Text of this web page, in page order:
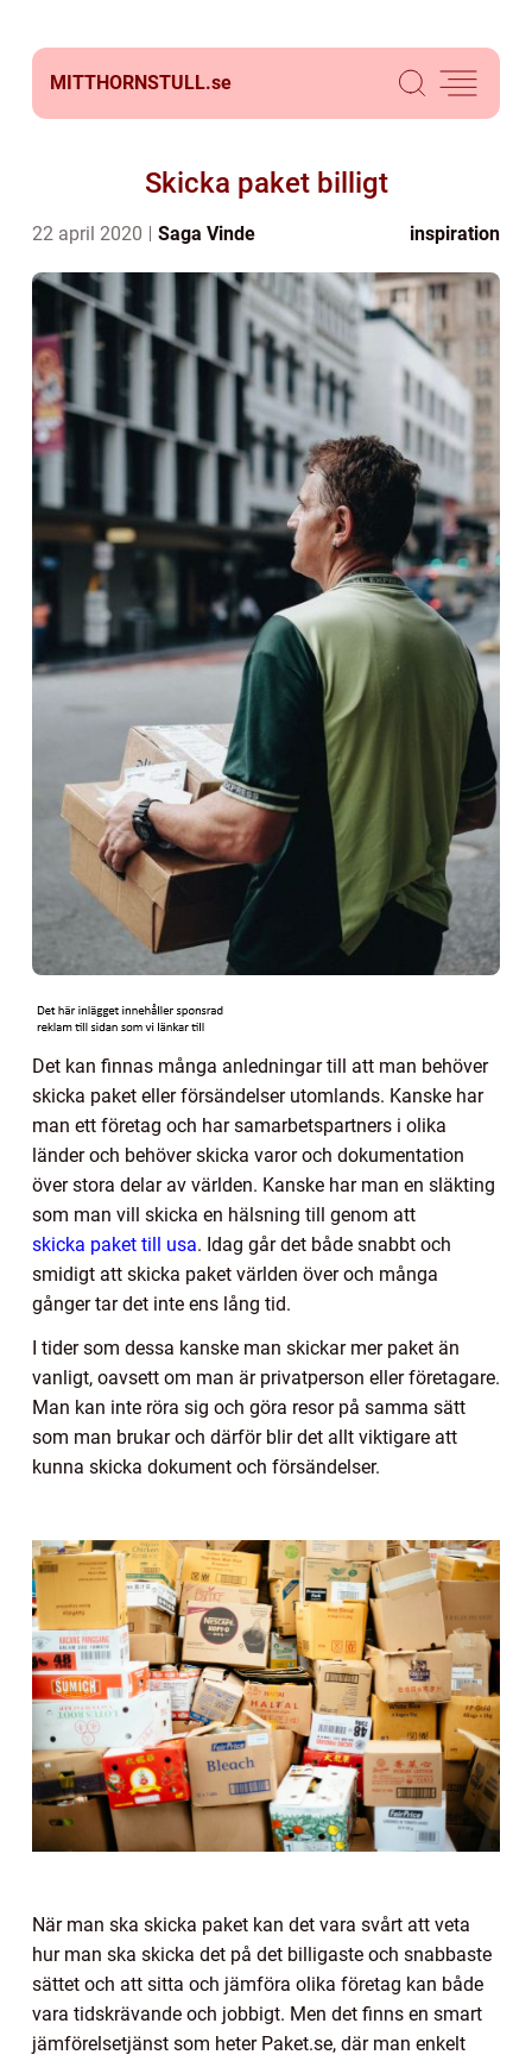
MITTHORNSTULL.se
Skicka paket billigt
22 april 2020 Saga Vinde inspiration
Det kan finnas många anledningar till att man behöver
skicka paket eller försändelser utomlands. Kanske har
man ett företag och har samarbetspartners i olika
länder och behöver skicka varor och dokumentation
över stora delar av världen. Kanske har man en släkting
som man vill skicka en hälsning till genom att
skicka paket till usa. Idag går det både snabbt och
smidigt att skicka paket världen över och många
gånger tar det inte ens lång tid.
I tider som dessa kanske man skickar mer paket än
vanligt, oavsett om man är privatperson eller företagare.
Man kan inte röra sig och göra resor på samma sätt
som man brukar och därför blir det allt viktigare att
kunna skicka dokument och försändelser.
När man ska skicka paket kan det vara svårt att veta
hur man ska skicka det på det billigaste och snabbaste
sättet och att sitta och jämföra olika företag kan både
vara tidskrävande och jobbigt. Men det finns en smart
jämförelsetjänst som heter Paket.se, där man enkelt